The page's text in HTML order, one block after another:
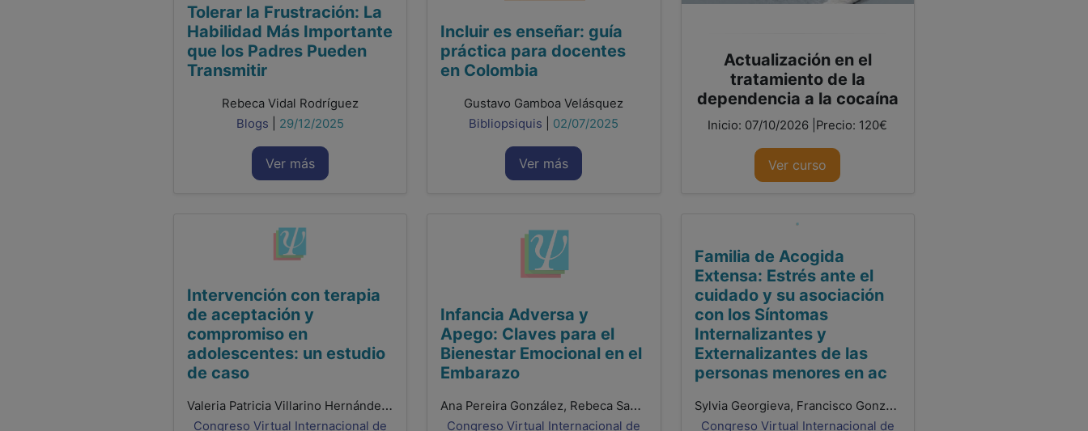
Tolerar la Frustración: La
Habilidad Más Importante
que los Padres Pueden
Transmitir
Rebeca Vidal Rodríguez
Blogs
29/12/2025
Ver más
Incluir es enseñar: guía
práctica para docentes
en Colombia
Gustavo Gamboa Velásquez
Bibliopsiquis
02/07/2025
Ver más
Actualización en el
tratamiento de la
dependencia a la cocaína
Inicio: 07/10/2026 |Precio: 120€
Ver curso
Intervención con terapia
de aceptación y
compromiso en
adolescentes: un estudio
de caso
Valeria Patricia Villarino Hernández, Romina Peraza Perera, Ivan Zebenzui Moreno González, Raquel De León Hernández, Beatriz Regina Prieto Gallo
Congreso Virtual Internacional de
Infancia Adversa y
Apego: Claves para el
Bienestar Emocional en el
Embarazo
Ana Pereira González, Rebeca Santamaría Gutiez, Francisco González Sala, Laura Lacomba Trejo
Congreso Virtual Internacional de
Familia de Acogida
Extensa: Estrés ante el
cuidado y su asociación
con los Síntomas
Internalizantes y
Externalizantes de las
personas menores en ac
Sylvia Georgieva, Francisco González Sala, Laura Lacomba-Trejo
Congreso Virtual Internacional de